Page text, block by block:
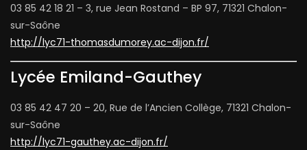
03 85 42 18 21 – 3, rue Jean Rostand – BP 97, 71321 Chalon-
sur-Saône
http://lyc71-thomasdumorey.ac-dijon.fr/
Lycée Emiland-Gauthey
03 85 42 47 20 – 20, Rue de l’Ancien Collège, 71321 Chalon-
sur-Saône
http://lyc71-gauthey.ac-dijon.fr/